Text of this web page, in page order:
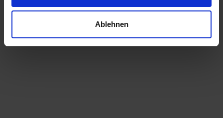
Ablehnen